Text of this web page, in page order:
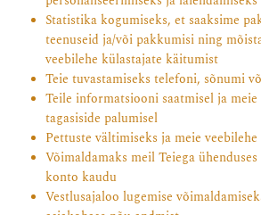
Statistika kogumiseks, et saaksime
teenuseid ja/või pakkumisi ning
veebilehe külastajate käitumist
Teie tuvastamiseks telefoni, sõnumi
Teile informatsiooni saatmisel ja
tagasiside palumisel
Pettuste vältimiseks ja meie
Võimaldamaks meil Teiega
konto kaudu
Vestlusajaloo lugemise